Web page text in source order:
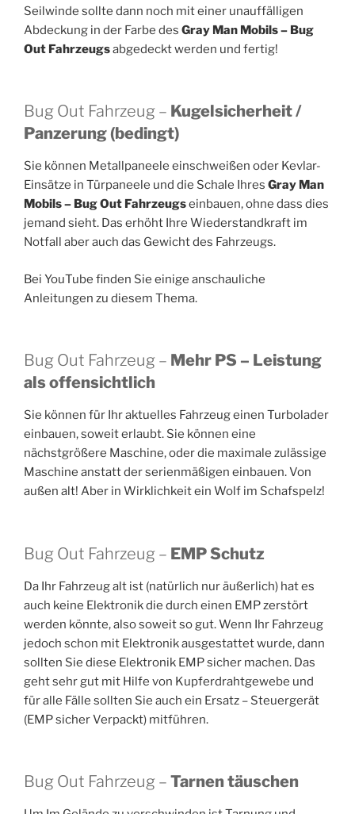
Seilwinde sollte dann noch mit einer unauffälligen
Abdeckung in der Farbe des Gray Man Mobils – Bug
Out Fahrzeugsabgedeckt werden und fertig!
Bug Out Fahrzeug – Kugelsicherheit /
Panzerung (bedingt)
Sie können Metallpaneele einschweißen oder Kevlar-
Einsätze in Türpaneele und die Schale Ihres Gray Man
Mobils – Bug Out Fahrzeugseinbauen, ohne dass dies
jemand sieht. Das erhöht Ihre Wiederstandkraft im
Notfall aber auch das Gewicht des Fahrzeugs.
Bei YouTube finden Sie einige anschauliche
Anleitungen zu diesem Thema.
Bug Out Fahrzeug – Mehr PS – Leistung
als offensichtlich
Sie können für Ihr aktuelles Fahrzeug einen Turbolader
einbauen, soweit erlaubt. Sie können eine
nächstgrößere Maschine, oder die maximale zulässige
Maschine anstatt der serienmäßigen einbauen. Von
außen alt! Aber in Wirklichkeit ein Wolf im Schafspelz!
Bug Out Fahrzeug – EMP Schutz
Da Ihr Fahrzeug alt ist (natürlich nur äußerlich) hat es
auch keine Elektronik die durch einen EMP zerstört
werden könnte, also soweit so gut. Wenn Ihr Fahrzeug
jedoch schon mit Elektronik ausgestattet wurde, dann
sollten Sie diese Elektronik EMP sicher machen. Das
geht sehr gut mit Hilfe von Kupferdrahtgewebe und
für alle Fälle sollten Sie auch ein Ersatz – Steuergerät
(EMP sicher Verpackt) mitführen.
Bug Out Fahrzeug – Tarnen täuschen